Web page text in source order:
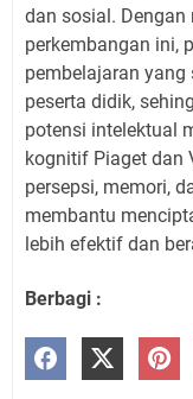
dan sosial.
perkembangan ini,
pembelajaran
peserta didik,
potensi intelektual
kognitif Piaget dan
persepsi, memori,
membantu
lebih efektif dan
Berbagi :